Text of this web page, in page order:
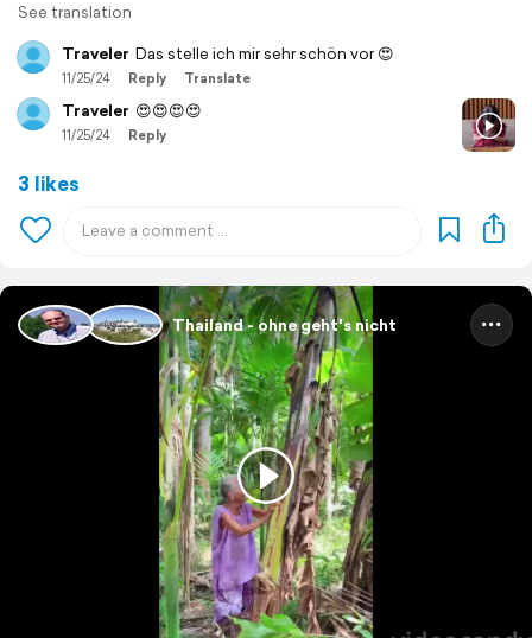
See translation
Traveler Das stelle ich mir sehr schön vor 😍
11/25/24 Reply Translate
Traveler 😍😍😍😍
11/25/24 Reply
3 likes
Thailand - ohne geht's nicht